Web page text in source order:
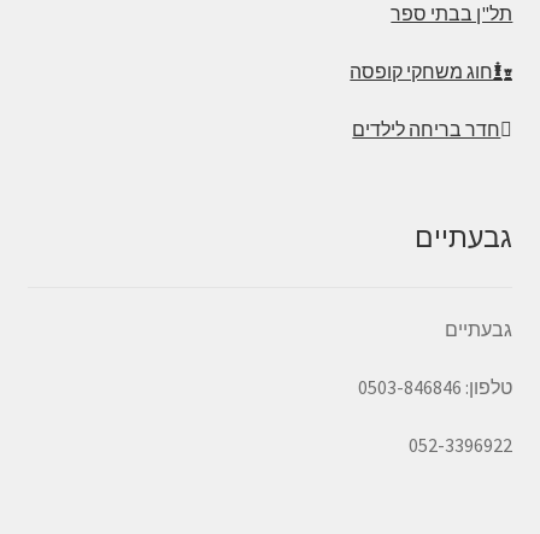
תל"ן בבתי ספר
חוג משחקי קופסה
חדר בריחה לילדים
גבעתיים
גבעתיים
טלפון: 0503-846846
052-3396922